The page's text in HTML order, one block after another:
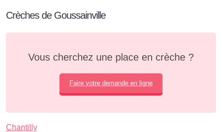
Crèches de Goussainville
Vous cherchez une place en crèche ?
Faire votre demande en ligne
Chantilly